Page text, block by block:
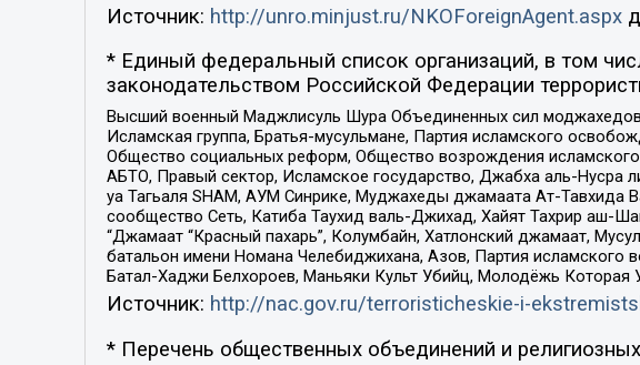
Источник: http://unro.minjust.ru/NKOForeignAgent.aspx
* Единый федеральный список организаций, в том
законодательством Российской Федерации
Высший военный Маджлисуль Шура Объединенных сил моджахедов
Исламская группа, Братья-мусульмане, Партия исламского
Общество социальных реформ, Общество возрождения
АБТО, Правый сектор, Исламское государство, Джабха аль-
уа Тагьаля SHAM, АУМ Синрике, Муджахеды джамаата Ат-Тавхида
сообщество Сеть, Катиба Таухид валь-Джихад, Хайят Тахрир аш-
“Джамаат “Красный пахарь”, Колумбайн, Хатлонский джамаат,
батальон имени Номана Челебиджихана, Азов, Партия
Батал-Хаджи Белхороев, Маньяки Культ Убийц, Молодёжь Которая
Источник: http://nac.gov.ru/terroristicheskie-i-
* Перечень общественных объединений и